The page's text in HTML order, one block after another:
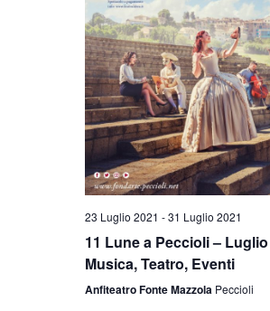
23 Luglio 2021 -31 Luglio 2021
11 Lune a Peccioli – Luglio
Musica, Teatro, Eventi
Anfiteatro Fonte Mazzola Peccioli